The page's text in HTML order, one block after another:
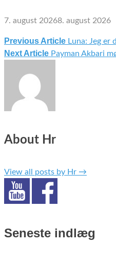
7. august 20268. august 2026
Previous Article Luna: Jeg er
Next Article Payman Akbari
About Hr
View all posts by Hr →
Seneste indlæg